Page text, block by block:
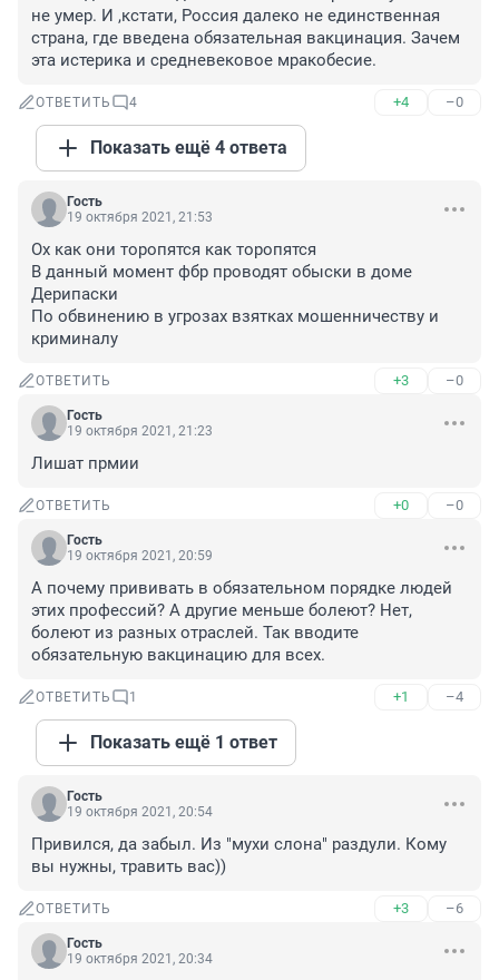
не умер. И ,кстати, Россия далеко не единственная
страна, где введена обязательная вакцинация. Зачем
эта истерика и средневековое мракобесие.
ОТВЕТИТЬ 4 +4 –0
Показать ещё 4 ответа
Гость
19 октября 2021, 21:53
Ох как они торопятся как торопятся
В данный момент фбр проводят обыски в доме
Дерипаски
По обвинению в угрозах взятках мошенничеству и
криминалу
ОТВЕТИТЬ +3 –0
Гость
19 октября 2021, 21:23
Лишат прмии
ОТВЕТИТЬ +0 –0
Гость
19 октября 2021, 20:59
А почему прививать в обязательном порядке людей
этих профессий? А другие меньше болеют? Нет,
болеют из разных отраслей. Так вводите
обязательную вакцинацию для всех.
ОТВЕТИТЬ 1 +1 –4
Показать ещё 1 ответ
Гость
19 октября 2021, 20:54
Привился, да забыл. Из "мухи слона" раздули. Кому
вы нужны, травить вас))
ОТВЕТИТЬ +3 –6
Гость
19 октября 2021, 20:34